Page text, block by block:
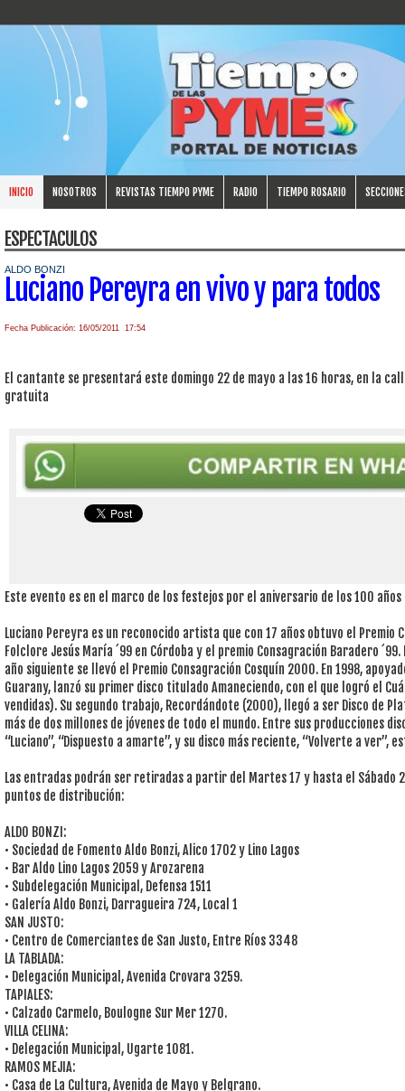
INICIO NOSOTROS REVISTAS TIEMPO PYME RADIO TIEMPO ROSARIO
ESPECTACULOS
ALDO BONZI
Luciano Pereyra en vivo y para todos
Fecha Publicación: 16/05/2011 17:54
El cantante se presentará este domingo 22 de mayo a las 16 horas, en la
gratuita
Este evento es en el marco de los festejos por el aniversario de los 100
Luciano Pereyra es un reconocido artista que con 17 años obtuvo el Premio
Folclore Jesús María ´99 en Córdoba y el premio Consagración Baradero
año siguiente se llevó el Premio Consagración Cosquín 2000. En 1998,
Guarany, lanzó su primer disco titulado Amaneciendo, con el que logró el
vendidas). Su segundo trabajo, Recordándote (2000), llegó a ser Disco de
más de dos millones de jóvenes de todo el mundo. Entre sus producciones
“Luciano”, “Dispuesto a amarte”, y su disco más reciente, “Volverte a ver”,
Las entradas podrán ser retiradas a partir del Martes 17 y hasta el Sábado
puntos de distribución:
ALDO BONZI:
• Sociedad de Fomento Aldo Bonzi, Alico 1702 y Lino Lagos
• Bar Aldo Lino Lagos 2059 y Arozarena
• Subdelegación Municipal, Defensa 1511
• Galería Aldo Bonzi, Darragueira 724, Local 1
SAN JUSTO:
• Centro de Comerciantes de San Justo, Entre Ríos 3348
LA TABLADA:
• Delegación Municipal, Avenida Crovara 3259.
TAPIALES:
• Calzado Carmelo, Boulogne Sur Mer 1270.
VILLA CELINA:
• Delegación Municipal, Ugarte 1081.
RAMOS MEJIA:
• Casa de La Cultura, Avenida de Mayo y Belgrano.